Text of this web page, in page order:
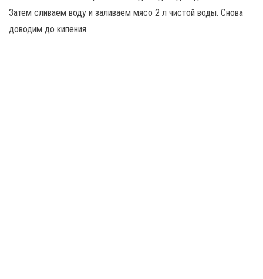
Затем сливаем воду и заливаем мясо 2 л чистой воды. Снова
доводим до кипения.